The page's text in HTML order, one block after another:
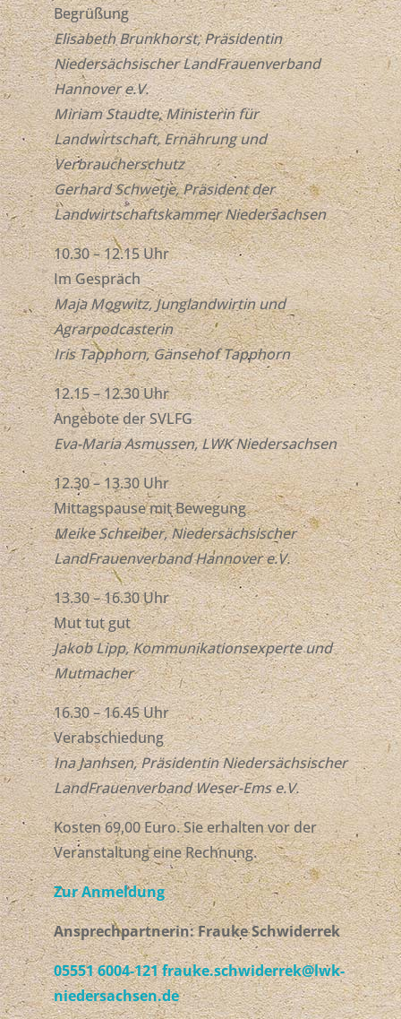
Begrüßung
Elisabeth Brunkhorst, Präsidentin
Niedersächsischer LandFrauenverband
Hannover e.V.
Miriam Staudte, Ministerin für
Landwirtschaft, Ernährung und
Verbraucherschutz
Gerhard Schwetje, Präsident der
Landwirtschaftskammer Niedersachsen
10.30 – 12.15 Uhr
Im Gespräch
Maja Mogwitz, Junglandwirtin und
Agrarpodcasterin
Iris Tapphorn, Gänsehof Tapphorn
12.15 – 12.30 Uhr
Angebote der SVLFG
Eva-Maria Asmussen, LWK Niedersachsen
12.30 – 13.30 Uhr
Mittagspause mit Bewegung
Meike Schreiber, Niedersächsischer
LandFrauenverband Hannover e.V.
13.30 – 16.30 Uhr
Mut tut gut
Jakob Lipp, Kommunikationsexperte und
Mutmacher
16.30 – 16.45 Uhr
Verabschiedung
Ina Janhsen, Präsidentin Niedersächsischer
LandFrauenverband Weser-Ems e.V.
Kosten 69,00 Euro. Sie erhalten vor der
Veranstaltung eine Rechnung.
Zur Anmeldung
Ansprechpartnerin: Frauke Schwiderrek
05551 6004-121frauke.schwiderrek@lwk-
niedersachsen.de